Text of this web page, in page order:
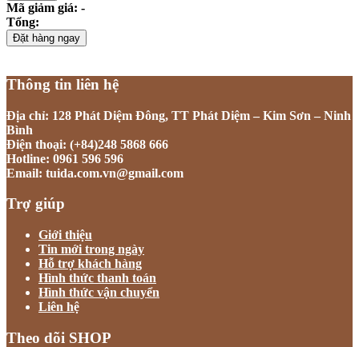
Mã giảm giá: -
Tổng:
Đặt hàng ngay
Thông tin liên hệ
Địa chỉ: 128 Phát Diệm Đông, TT Phát Diệm – Kim Sơn – Ninh
Bình
Điện thoại: (+84)248 5868 666
Hotline: 0961 596 596
Email: tuida.com.vn@gmail.com
Trợ giúp
Giới thiệu
Tin mới trong ngày
Hỗ trợ khách hàng
Hình thức thanh toán
Hình thức vận chuyển
Liên hệ
Theo dõi SHOP